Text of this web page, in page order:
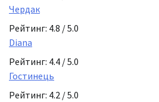
Чердак
Рейтинг: 4.8 / 5.0
Diana
Рейтинг: 4.4 / 5.0
Гостинець
Рейтинг: 4.2 / 5.0